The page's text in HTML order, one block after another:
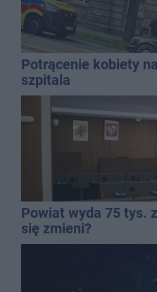
Potrącenie kobiety
szpitala
Powiat wyda 75 tys.
się zmieni?